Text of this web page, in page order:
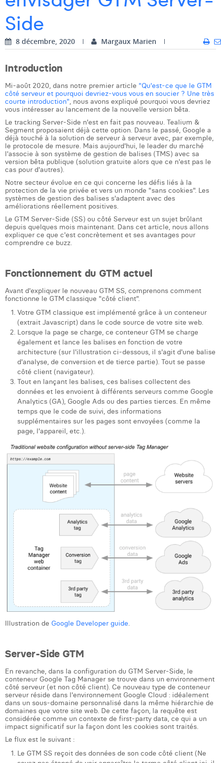
Dhan Claes
Elio Civalleri
Eliott Pousset
Floriane Defacqz
Hanne Van Loock
Janne Beke
Jonas Geiregat
Justine Cremer
Laura Verhelst
Leonard Dierickx
Linda Kraim
Lisa Protin
Lore Fierens
Lotte Vranckx
Louis Nassogne
Lucas Taels
Manon Houppertz
Margaux Marien
Margaux Snakkers
Mathias Segers
Matthias Langenaeker
Ninon Chevalier
Pieter Maesmans
Sebastiaan Reeskamp
Sven Bosschem
Thomas Kurevic
Thomas Riis
Victor Hayot
William Rezette
Yaël Vanhoe
Side
8 décembre, 2020 Margaux Marien
Introduction
Mi-août 2020, dans notre premier article "Qu'est-ce que le GTM
côté serveur et pourquoi devriez-vous vous en soucier ? Une très
courte introduction", nous avons expliqué pourquoi vous devriez
vous intéresser au lancement de la nouvelle version bêta.
Le tracking Server-Side n'est en fait pas nouveau. Tealium &
Segment proposaient déjà cette option. Dans le passé, Google a
déjà touché à la solution de serveur à serveur avec, par exemple,
le protocole de mesure. Mais aujourd'hui, le leader du marché
l'associe à son système de gestion de balises (TMS) avec sa
version bêta publique (solution gratuite alors que ce n'est pas le
cas pour d'autres).
Notre secteur évolue en ce qui concerne les défis liés à la
protection de la vie privée et vers un monde "sans cookies". Les
systèmes de gestion des balises s'adaptent avec des
améliorations réellement positives.
Le GTM Server-Side (SS) ou côté Serveur est un sujet brûlant
depuis quelques mois maintenant. Dans cet article, nous allons
expliquer ce que c'est concrètement et ses avantages pour
comprendre ce buzz.
Fonctionnement du GTM actuel
Avant d'expliquer le nouveau GTM SS, comprenons comment
fonctionne le GTM classique "côté client".
Votre GTM classique est implémenté grâce à un conteneur
(extrait Javascript) dans le code source de votre site web.
Lorsque la page se charge, ce conteneur GTM se charge
également et lance les balises en fonction de votre
architecture (sur l'illustration ci-dessous, il s'agit d'une balise
d'analyse, de conversion et de tierce partie). Tout se passe
côté client (navigateur).
Tout en lançant les balises, ces balises collectent des
données et les envoient à différents serveurs comme Google
Analytics (GA), Google Ads ou des parties tierces. En même
temps que le code de suivi, des informations
supplémentaires sur les pages sont envoyées (comme la
page, l'appareil, etc.).
Illustration de Google Developer guide.
Server-Side GTM
En revanche, dans la configuration du GTM Server-Side, le
conteneur Google Tag Manager se trouve dans un environnement
côté serveur (et non côté client). Ce nouveau type de conteneur
serveur réside dans l'environnement Google Cloud : idéalement
dans un sous-domaine personnalisé dans la même hiérarchie de
domaines que votre site web. De cette façon, la requête est
considérée comme un contexte de first-party data, ce qui a un
impact significatif sur la façon dont les cookies sont traités.
Le flux est le suivant :
Le GTM SS reçoit des données de son code côté client (Ne